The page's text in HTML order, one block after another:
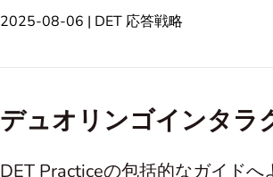
題は、各DET試験で2回出題され
2025-08-06 | DET 応答戦略
デュオリンゴインタラ
DET Practiceの包括的なガイド